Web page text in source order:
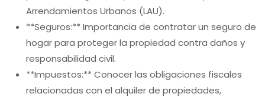
Arrendamientos Urbanos (LAU).
**Seguros:** Importancia de contratar un seguro de
hogar para proteger la propiedad contra daños y
responsabilidad civil.
**Impuestos:** Conocer las obligaciones fiscales
relacionadas con el alquiler de propiedades,